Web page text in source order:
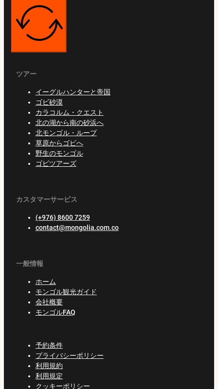
ツアー
イーグルハンターと帝国
ゴビ砂漠
カラコルム・クエスト
北の湖から南の砂浜へ
北モンゴル・ループ
草原からゴビへ
野生のモンゴル
ゴビツアーズ
カスタマーサービス
(+976) 8600 7259
contact@mongolia.com.co
一般情報
ホーム
モンゴル観光ガイド
会社概要
モンゴルFAQ
予約条件
プライバシーポリシー
利用規約
利用規定
クッキーポリシー